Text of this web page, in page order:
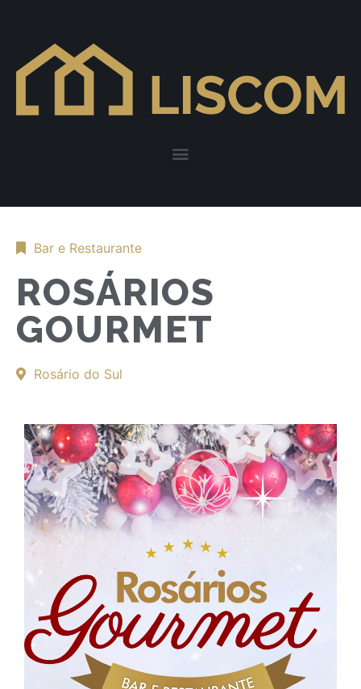
Bar e Restaurante
ROSÁRIOS
GOURMET
Rosário do Sul